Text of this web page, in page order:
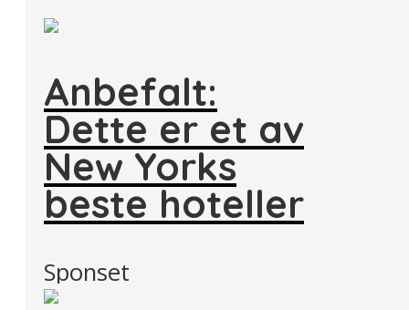
Anbefalt:
Dette er et av
New Yorks
beste hoteller
Sponset